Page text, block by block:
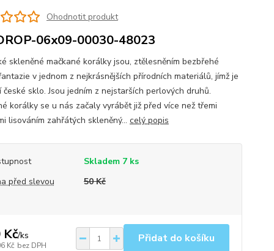
Ohodnotit produkt
06x09-00030-48023
skleněné mačkané korálky jsou, ztělesněním bezbřehé
v jednom z nejkrásnějších přírodních materiálů, jímž je
české sklo. Jsou jedním z nejstarších perlových druhů.
korálky se u nás začaly vyrábět již před více než třemi
lisováním zahřátých skleněný... celý popis
Skladem 7 ks
před slevou
50 Kč
Kč/ks
Kč bez DPH
Přidat do košíku